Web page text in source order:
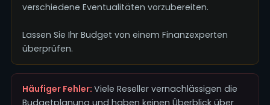
verschiedene Eventualitäten vorzubereiten.
Lassen Sie Ihr Budget von einem Finanzexperten
überprüfen.
Häufiger Fehler: Viele Reseller vernachlässigen die
Budgetplanung und haben keinen Überblick über